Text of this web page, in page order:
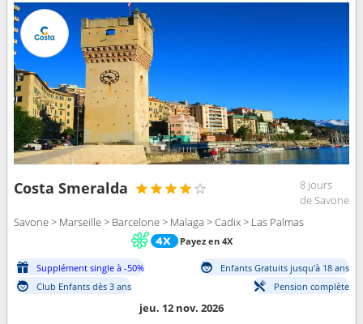
Costa Smeralda
8 jours
de Savone
Savone > Marseille > Barcelone > Malaga > Cadix > Las Palmas
Payez en 4X
Supplément single à -50%
Enfants Gratuits jusqu'à 18 ans
Club Enfants dès 3 ans
Pension complète
jeu. 12 nov. 2026